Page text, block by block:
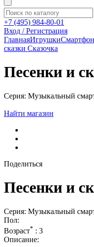
+7 (495) 984-80-01
Вход / Регистрация
ГлавнаяИгрушки
сказки Сказочка
Песенки и
Серия: Музыкальный
Найти магазин
Поделиться
Песенки и
Серия: Музыкальный
Пол:
Возраст* : 3
Описание: